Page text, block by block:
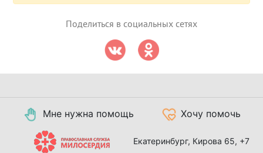
Поделиться в социальных сетях
Мне нужна помощь Хочу помочь
Екатеринбург, Кирова 65, +7